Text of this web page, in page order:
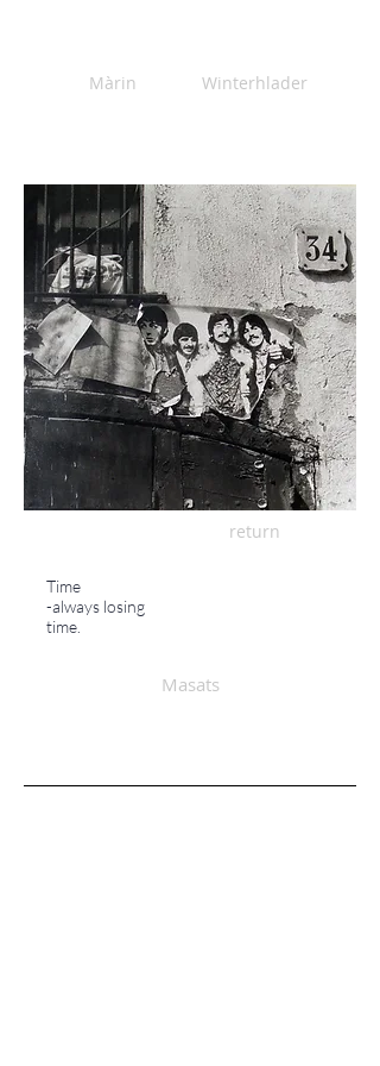
Màrin Winterhlader
Time
-always losing
time.
return
Masats